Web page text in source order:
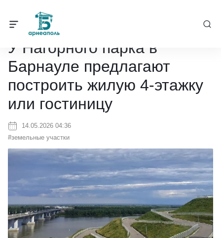
Барнеаполь / У Нагорного парка в Барнауле
У Нагорного парка в
Барнауле предлагают
построить жилую 4-этажку
или гостиницу
14.05.2026 04:36
#земельные участки